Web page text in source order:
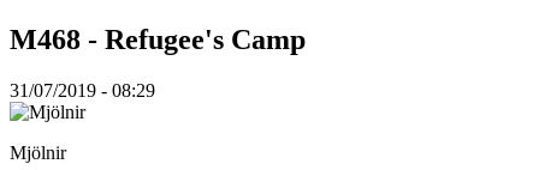
Spillet
Spillet
Gameplay
events
M468 - Refugee's Camp
31/07/2019 - 08:29
Mjölnir